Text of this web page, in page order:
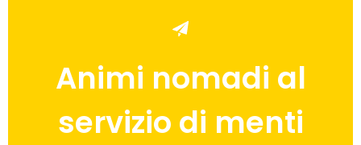
Animi nomadi al
servizio di menti